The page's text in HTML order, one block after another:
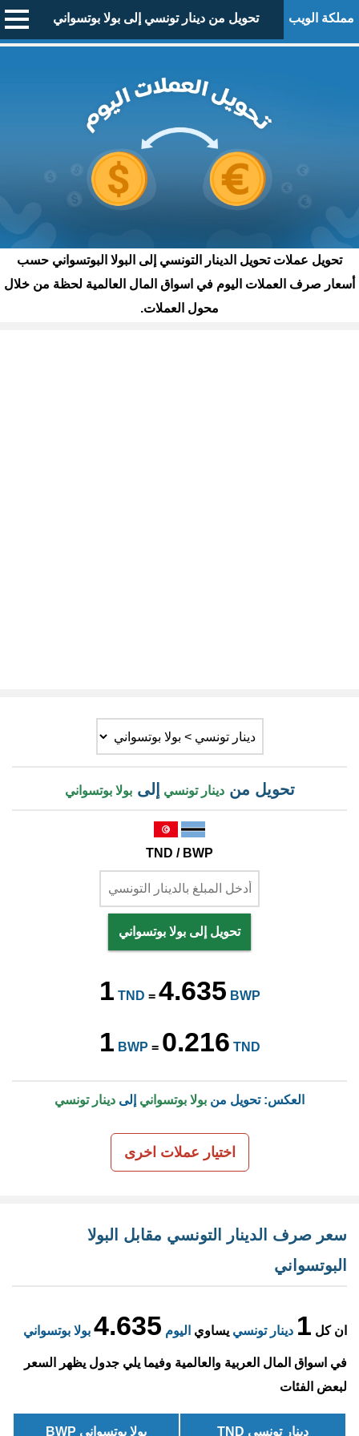
مملكة الويب تحويل من دينار تونسي إلى بولا بوتسواني
تحويل عملات تحويل الدينار التونسي إلى البولا البوتسواني حسب
أسعار صرف العملات اليوم في اسواق المال العالمية لحظة من خلال
محول العملات.
تحويل مندينار تونسي إلىبولا بوتسواني
TND / BWP
تحويل إلى بولا بوتسواني
1 TND = 4.635 BWP
1 BWP = 0.216 TND
العكس: تحويل من بولا بوتسواني إلى دينار تونسي
اختيار عملات اخرى
سعر صرف الدينار التونسي مقابل البولا
البوتسواني
ان كل 1 دينار تونسي يساوي اليوم 4.635 بولا بوتسواني
في اسواق المال العربية والعالمية وفيما يلي جدول يظهر السعر
لبعض الفئات
دينار تونسي TND بولا بوتسواني BWP